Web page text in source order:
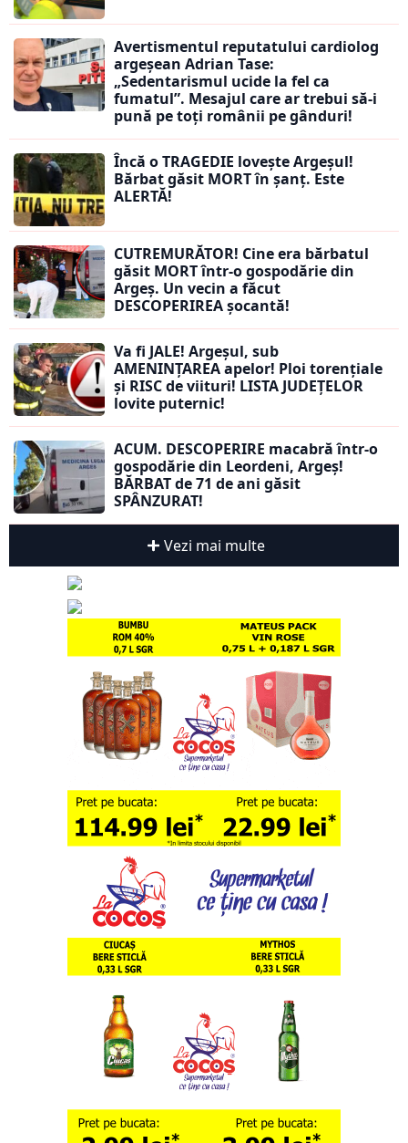
Avertismentul reputatului cardiolog
argeșean Adrian Tase:
„Sedentarismul ucide la fel ca
fumatul”. Mesajul care ar trebui să-i
pună pe toți românii pe gânduri!
Încă o TRAGEDIE lovește Argeșul!
Bărbat găsit MORT în șanț. Este
ALERTĂ!
CUTREMURĂTOR! Cine era bărbatul
găsit MORT într-o gospodărie din
Argeș. Un vecin a făcut
DESCOPERIREA șocantă!
Va fi JALE! Argeșul, sub
AMENINȚAREA apelor! Ploi torențiale
și RISC de viituri! LISTA JUDEȚELOR
lovite puternic!
ACUM. DESCOPERIRE macabră într-o
gospodărie din Leordeni, Argeș!
BĂRBAT de 71 de ani găsit
SPÂNZURAT!
Vezi mai multe